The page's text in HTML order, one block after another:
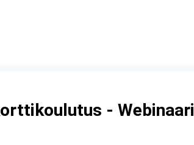
- Webinaari